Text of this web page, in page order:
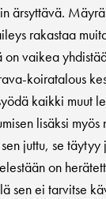
ärsyttävä.
rakastaa
vaikea
koiratalous
kaikki muut
lisäksi myös
juttu, se täytyy
on
sen ei tarvitse